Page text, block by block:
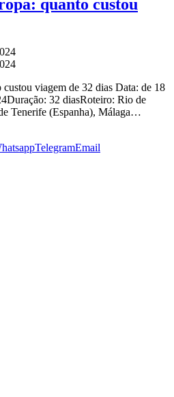
quanto custou
viagem de 32 dias Data: de 18
32 diasRoteiro: Rio de
Tenerife (Espanha), Málaga…
TelegramEmail